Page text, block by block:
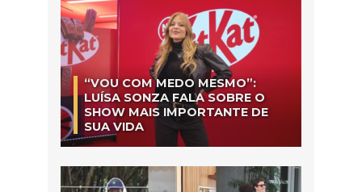
“VOU COM MEDO MESMO”:
LUÍSA SONZA FALA SOBRE O
SHOW MAIS IMPORTANTE DE
SUA VIDA